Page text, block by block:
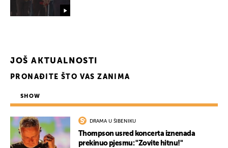
JOŠ AKTUALNOSTI
PRONAĐITE ŠTO VAS ZANIMA
SHOW
DRAMA U ŠIBENIKU
Thompson usred koncerta iznenada
prekinuo pjesmu: "Zovite hitnu!"